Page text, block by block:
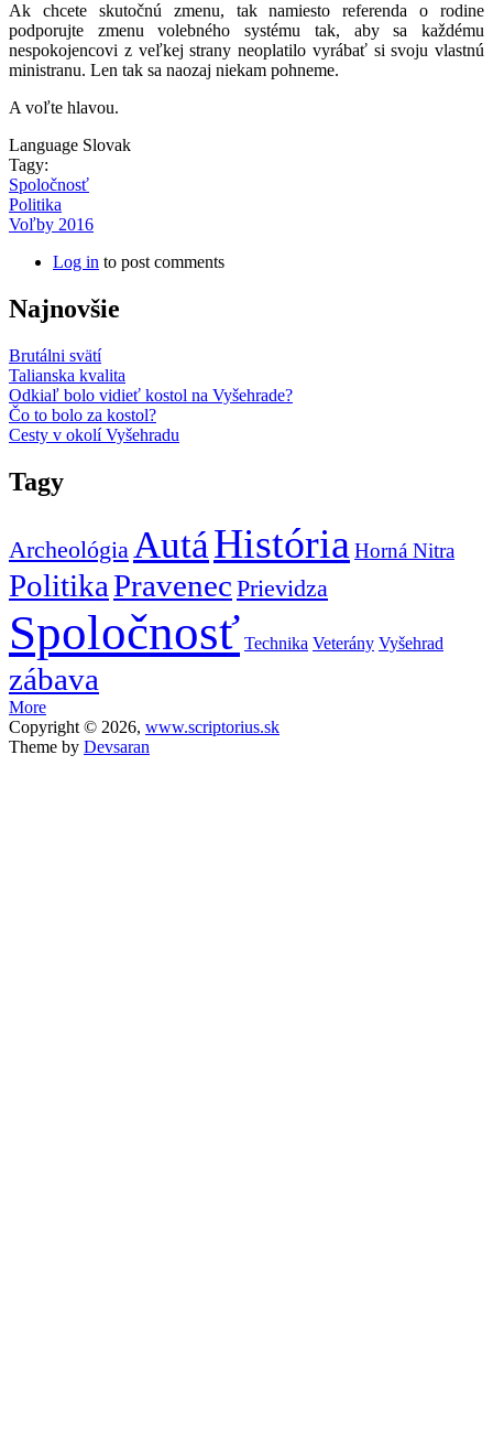
Ak chcete skutočnú zmenu, tak namiesto referenda o rodine
podporujte zmenu volebného systému tak, aby sa každému
nespokojencovi z veľkej strany neoplatilo vyrábať si svoju vlastnú
ministranu. Len tak sa naozaj niekam pohneme.
A voľte hlavou.
Language Slovak
Tagy:
Spoločnosť
Politika
Voľby 2016
Log in to post comments
Najnovšie
Brutálni svätí
Talianska kvalita
Odkiaľ bolo vidieť kostol na Vyšehrade?
Čo to bolo za kostol?
Cesty v okolí Vyšehradu
Tagy
ArcheológiaAutáHistória Horná Nitra
PolitikaPravenec Prievidza
Spoločnosť Technika Veterány Vyšehrad
zábava
More
Copyright © 2026, www.scriptorius.sk
Theme by Devsaran